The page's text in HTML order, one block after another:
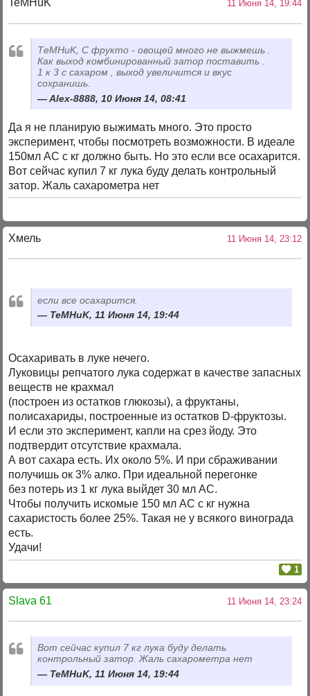
TeMHuK 11 Июня 14, 19:44
ТeMHuK, С фрукто - овощей много не выжмешь .
Как выход комбинированный затор поставить .
1 к 3 с сахаром , выход увеличится и вкус
сохранишь.
Alex-8888, 10 Июня 14, 08:41
Да я не планирую выжимать много. Это просто
эксперимент, чтобы посмотреть возможности. В идеале
150мл АС с кг должно быть. Но это если все осахарится.
Вот сейчас купил 7 кг лука буду делать контрольный
затор. Жаль сахарометра нет
Хмель 11 Июня 14, 23:12
если все осахарится.
TeMHuK, 11 Июня 14, 19:44
Осахаривать в луке нечего.
Луковицы репчатого лука содержат в качестве запасных
веществ не крахмал
(построен из остатков глюкозы), а фруктаны,
полисахариды, построенные из остатков D-фруктозы.
И если это эксперимент, капли на срез йоду. Это
подтвердит отсутствие крахмала.
А вот сахара есть. Их около 5%. И при сбраживании
получишь ок 3% алко. При идеальной перегонке
без потерь из 1 кг лука выйдет 30 мл АС.
Чтобы получить искомые 150 мл АС с кг нужна
сахаристость более 25%. Такая не у всякого винограда
есть.
Удачи!
1
Slava 61 11 Июня 14, 23:24
Вот сейчас купил 7 кг лука буду делать
контрольный затор. Жаль сахарометра нет
TeMHuK, 11 Июня 14, 19:44